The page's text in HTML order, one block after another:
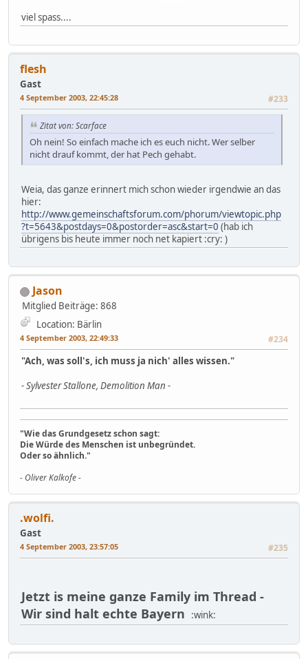
viel spass....
flesh
Gast
4 September 2003, 22:45:28 #233
Zitat von: Scarface
Oh nein! So einfach mache ich es euch nicht. Wer selber
nicht drauf kommt, der hat Pech gehabt.
Weia, das ganze erinnert mich schon wieder irgendwie an das
hier:
http://www.gemeinschaftsforum.com/phorum/viewtopic.php
?t=5643&postdays=0&postorder=asc&start=0 (hab ich
übrigens bis heute immer noch net kapiert :cry: )
Jason
Mitglied Beiträge: 868
Location: Bärlin
4 September 2003, 22:49:33 #234
"Ach, was soll's, ich muss ja nich' alles wissen."
- Sylvester Stallone, Demolition Man -
"Wie das Grundgesetz schon sagt:
Die Würde des Menschen ist unbegründet.
Oder so ähnlich."
- Oliver Kalkofe -
.wolfi.
Gast
4 September 2003, 23:57:05 #235
Jetzt is meine ganze Family im Thread -
Wir sind halt echte Bayern :wink: